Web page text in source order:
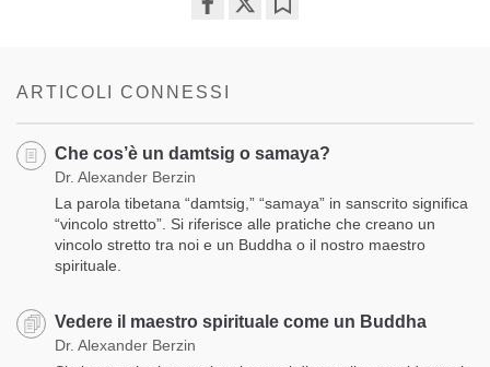
ARTICOLI CONNESSI
Che cos’è un damtsig o samaya?
Dr. Alexander Berzin
La parola tibetana “damtsig,” “samaya” in sanscrito significa
“vincolo stretto”. Si riferisce alle pratiche che creano un
vincolo stretto tra noi e un Buddha o il nostro maestro
spirituale.
Vedere il maestro spirituale come un Buddha
Dr. Alexander Berzin